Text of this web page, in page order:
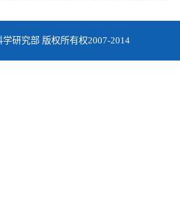
学研究部 版权所有权2007-2014